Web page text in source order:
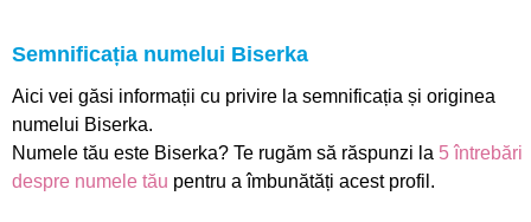
Semnificația numelui Biserka
Aici vei găsi informații cu privire la semnificația și originea
numelui Biserka.
Numele tău este Biserka? Te rugăm să răspunzi la 5 întrebări
despre numele tău pentru a îmbunătăți acest profil.